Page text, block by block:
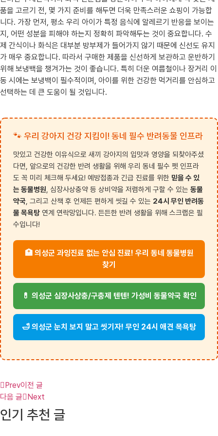
품을 고르기 전, 몇 가지 준비를 해두면 더욱 만족스러운 쇼핑이 가능합
니다. 가장 먼저, 평소 우리 아이가 특정 음식에 알레르기 반응을 보이는
지, 어떤 성분을 피해야 하는지 정확히 파악해두는 것이 중요합니다. 수
제 간식이나 화식은 대부분 방부제가 들어가지 않기 때문에 신선도 유지
가 매우 중요합니다. 따라서 구매한 제품을 신선하게 보관하고 운반하기
위해 보냉백을 챙겨가는 것이 좋습니다. 특히 더운 여름철이나 장거리 이
동 시에는 보냉백이 필수적이며, 아이를 위한 건강한 먹거리를 안심하고
선택하는 데 큰 도움이 될 것입니다.
🐾 우리 강아지 건강 지킴이! 동네 필수 반려동물 인프라
맛있고 건강한 이유식으로 새끼 강아지의 입맛과 영양을 되찾아주셨
다면, 앞으로의 건강한 반려 생활을 위해 우리 동네 필수 펫 인프라
도 꼭 미리 체크해 두세요! 예방접종과 긴급 진료를 위한 믿을 수 있
는 동물병원, 심장사상충약 등 상비약을 저렴하게 구할 수 있는 동물
약국, 그리고 산책 후 언제든 편하게 씻길 수 있는 24시 무인 반려동
물 목욕탕 연계 연락망입니다. 든든한 반려 생활을 위해 스크랩은 필
수입니다!
🏥 의성군 과잉진료 없는 안심 진료! 우리 동네 동물병원
찾기
💊 의성군 심장사상충/구충제 텐텐! 가성비 동물약국 확인
🛁 의성군 눈치 보지 말고 씻기자! 무인 24시 애견 목욕탕
Prev이전 글
다음 글
Next
인기 추천 글